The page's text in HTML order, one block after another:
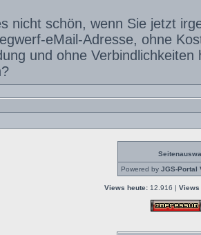
nicht schön, wenn Sie jetzt
eMail-Adresse, ohne
und ohne Verbindlichkeiten
Powered by JGS-Portal
Views heute: 12.916 | Views